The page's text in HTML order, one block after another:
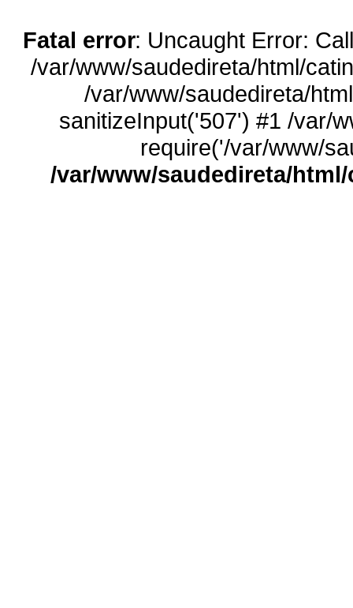
Fatal error: Uncaught Error:
/var/www/saudedireta/html/
/var/www/saudedireta/
sanitizeInput('507') #1 /var/
require('/var/www/
/var/www/saudedireta/